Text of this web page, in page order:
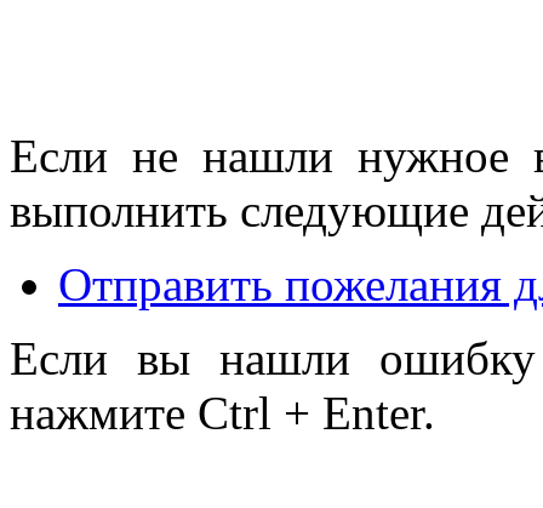
Если не нашли нужное
выполнить следующие
Отправить пожелания
Если вы нашли ошибку
нажмите Ctrl + Enter.